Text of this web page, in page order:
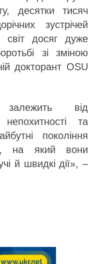
десятки тисяч
зустрічей
світ досяг дуже
зі зміною
докторант OSU
від
непохитності та
покоління
на який вони
й швидкі дії», –